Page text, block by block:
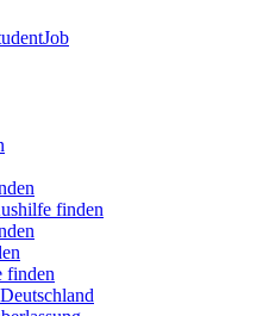
finden
finden